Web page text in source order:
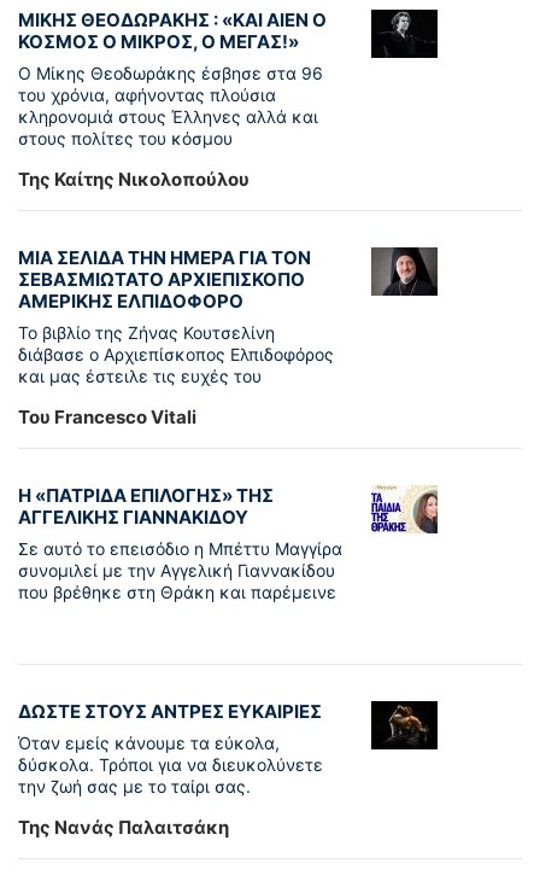
ΜΙΚΗΣ ΘΕΟΔΩΡΑΚΗΣ : «KAI ΑΙΕΝ Ο
ΚΟΣΜΟΣ Ο ΜΙΚΡΟΣ, Ο ΜΕΓΑΣ!»
Ο Μίκης Θεοδωράκης έσβησε στα 96
του χρόνια, αφήνοντας πλούσια
κληρονομιά στους Έλληνες αλλά και
στους πολίτες του κόσμου
Της Καίτης Νικολοπούλου
ΜΙΑ ΣΕΛΙΔΑ ΤΗΝ ΗΜΕΡΑ ΓΙΑ ΤΟΝ
ΣΕΒΑΣΜΙΩΤΑΤΟ ΑΡΧΙΕΠΙΣΚΟΠΟ
ΑΜΕΡΙΚΗΣ ΕΛΠΙΔΟΦΟΡΟ
Το βιβλίο της Ζήνας Κουτσελίνη
διάβασε ο Αρχιεπίσκοπος Ελπιδοφόρος
και μας έστειλε τις ευχές του
Του Francesco Vitali
Η «ΠΑΤΡΊΔΑ ΕΠΙΛΟΓΉΣ» ΤΗΣ
ΑΓΓΕΛΙΚΉΣ ΓΙΑΝΝΑΚΊΔΟΥ
Σε αυτό το επεισόδιο η Μπέττυ Μαγγίρα
συνομιλεί με την Αγγελική Γιαννακίδου
που βρέθηκε στη Θράκη και παρέμεινε
ΔΩΣΤΕ ΣΤΟΥΣ ΑΝΤΡΕΣ ΕΥΚΑΙΡΙΕΣ
Όταν εμείς κάνουμε τα εύκολα,
δύσκολα. Τρόποι για να διευκολύνετε
την ζωή σας με το ταίρι σας.
Της Νανάς Παλαιτσάκη